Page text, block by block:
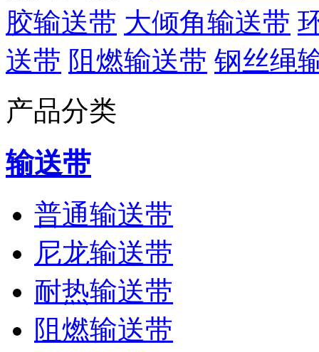
胶输送带 大倾角输送带
送带 阻燃输送带 钢丝绳
产品分类
输送带
普通输送带
尼龙输送带
耐热输送带
阻燃输送带